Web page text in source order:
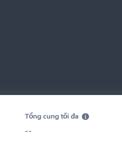
Tổng cung tối đa
--